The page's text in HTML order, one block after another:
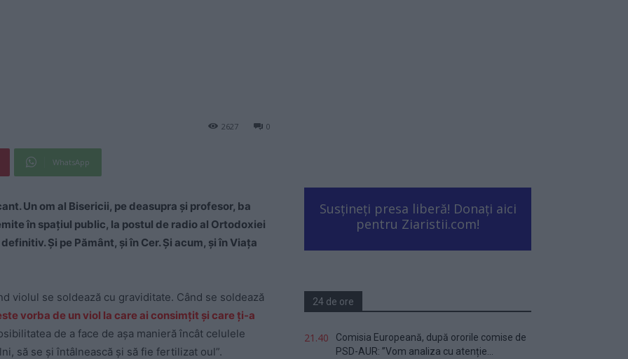
0
2627
WhatsApp
Un om al Bisericii, pe deasupra și profesor, ba
în spațiul public, la postul de radio al Ortodoxiei
Și pe Pământ, și în Cer. Și acum, și în Viața
violul se soldează cu graviditate. Când se soldează
vorba de un viol la care ai consimțit și care ți-a
de a face de așa manieră încât celulele
să se și întâlnească și să fie fertilizat oul”.
Susțineți presa liberă! Donați aici
pentru Ziaristii.com!
24 de ore
21.40
Comisia Europeană, după ororile comise de
PSD-AUR: ”Vom analiza cu atenție...